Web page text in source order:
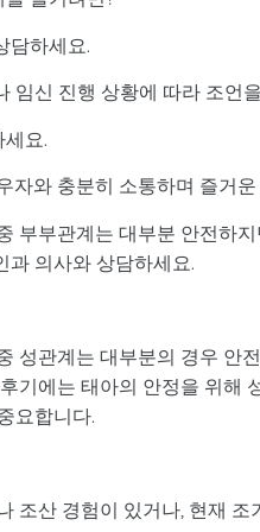
담하세요.
임신 진행 상황에 따라 조언
요.
자와 충분히 소통하며 즐거
부부관계는 대부분 안전하
과 의사와 상담하세요.
성관계는 대부분의 경우 안
기에는 태아의 안정을 위해
요합니다.
조산 경험이 있거나, 현재